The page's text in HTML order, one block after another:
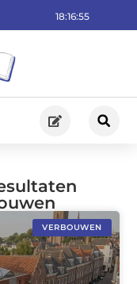
18:16:57
VERBOUWEN